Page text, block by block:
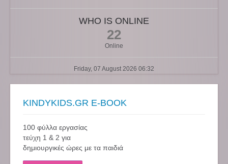
WHO IS ONLINE
22
Online
Friday, 07 August 2026 06:32
KINDYKIDS.GR E-BOOK
100 φύλλα εργασίας
τεύχη 1 & 2 για
δημιουργικές ώρες με τα παιδιά